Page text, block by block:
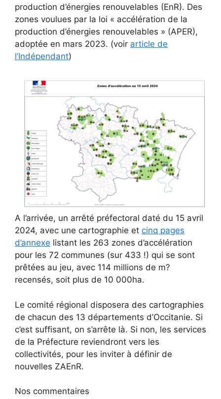
production d’énergies renouvelables (EnR). Des
zones voulues par la loi « accélération de la
production d’énergies renouvelables » (APER),
adoptée en mars 2023. (voir article de
l’Indépendant)
A l’arrivée, un arrêté préfectoral daté du 15 avril
2024, avec une cartographie et cinq pages
d’annexe listant les 263 zones d’accélération
pour les 72 communes (sur 433 !) qui se sont
prêtées au jeu, avec 114 millions de m?
recensés, soit plus de 10 000ha.
Le comité régional disposera des cartographies
de chacun des 13 départements d’Occitanie. Si
c’est suffisant, on s’arrête là. Si non, les services
de la Préfecture reviendront vers les
collectivités, pour les inviter à définir de
nouvelles ZAEnR.
Nos commentaires